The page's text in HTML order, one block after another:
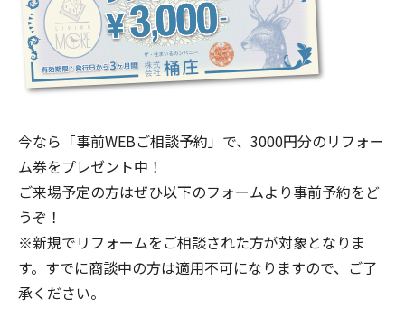
今なら「事前WEBご相談予約」で、3000円分のリフォー
ム券をプレゼント中！
ご来場予定の方はぜひ以下のフォームより事前予約をど
うぞ！
※新規でリフォームをご相談された方が対象となりま
す。すでに商談中の方は適用不可になりますので、ご了
承ください。